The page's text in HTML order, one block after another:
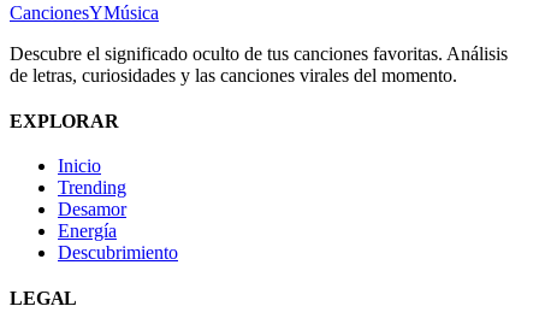
CancionesYMúsica
Descubre el significado oculto de tus canciones favoritas. Análisis
de letras, curiosidades y las canciones virales del momento.
EXPLORAR
Inicio
Trending
Desamor
Energía
Descubrimiento
LEGAL